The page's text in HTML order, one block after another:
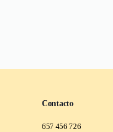
Contacto
657 456 726